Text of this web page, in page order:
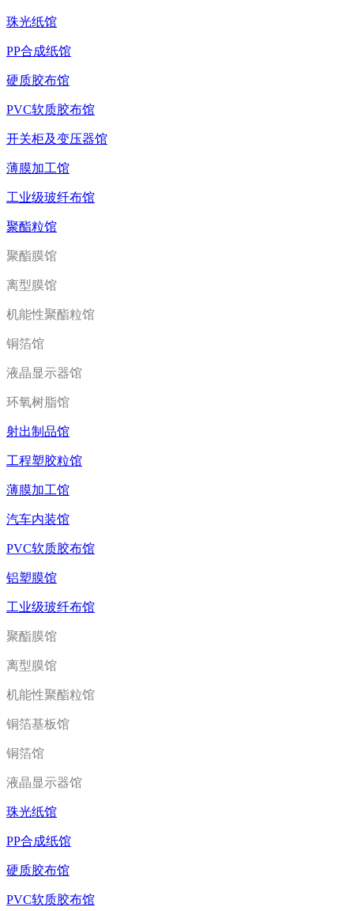
珠光纸馆
PP合成纸馆
硬质胶布馆
PVC软质胶布馆
开关柜及变压器馆
薄膜加工馆
工业级玻纤布馆
聚酯粒馆
聚酯膜馆
离型膜馆
机能性聚酯粒馆
铜箔馆
液晶显示器馆
环氧树脂馆
射出制品馆
工程塑胶粒馆
薄膜加工馆
汽车内装馆
PVC软质胶布馆
铝塑膜馆
工业级玻纤布馆
聚酯膜馆
离型膜馆
机能性聚酯粒馆
铜箔基板馆
铜箔馆
液晶显示器馆
珠光纸馆
PP合成纸馆
硬质胶布馆
PVC软质胶布馆